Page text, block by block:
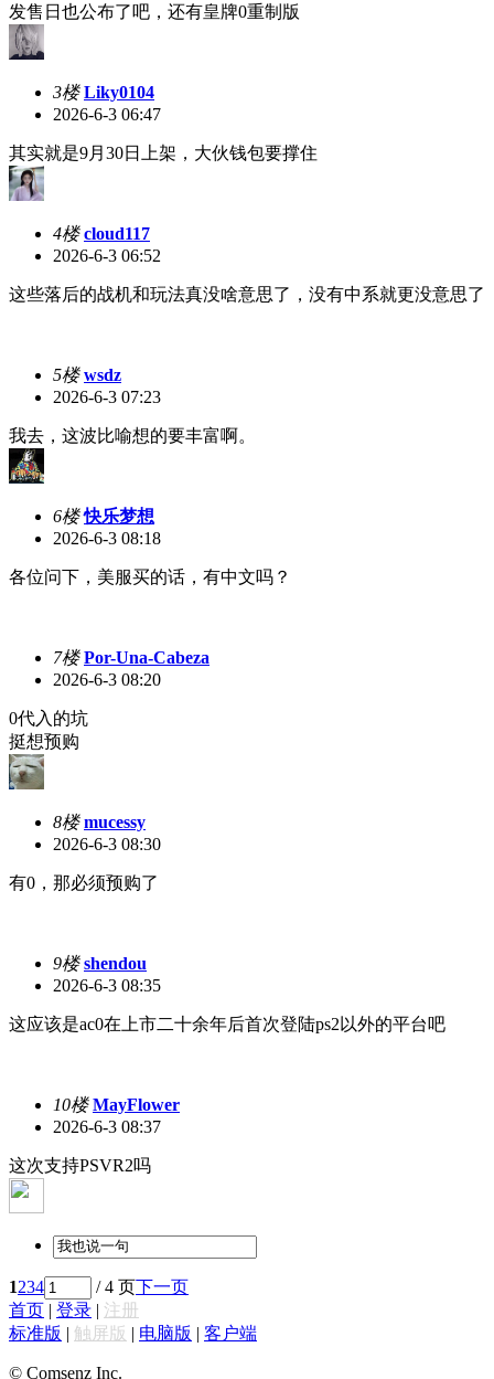
发售日也公布了吧，还有皇牌0重制版
3楼 Liky0104
2026-6-3 06:47
其实就是9月30日上架，大伙钱包要撑住
4楼 cloud117
2026-6-3 06:52
这些落后的战机和玩法真没啥意思了，没有中系就更没意思了
5楼 wsdz
2026-6-3 07:23
我去，这波比喻想的要丰富啊。
6楼 快乐梦想
2026-6-3 08:18
各位问下，美服买的话，有中文吗？
7楼 Por-Una-Cabeza
2026-6-3 08:20
0代入的坑
挺想预购
8楼 mucessy
2026-6-3 08:30
有0，那必须预购了
9楼 shendou
2026-6-3 08:35
这应该是ac0在上市二十余年后首次登陆ps2以外的平台吧
10楼 MayFlower
2026-6-3 08:37
这次支持PSVR2吗
1234 / 4 页下一页
首页 | 登录 | 注册
标准版 | 触屏版 | 电脑版 | 客户端
© Comsenz Inc.